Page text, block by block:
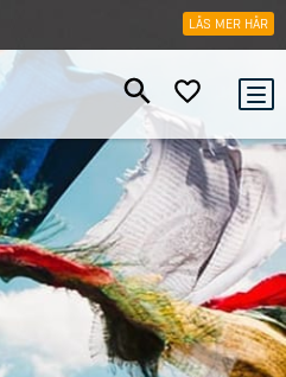
LÄS MER HÄR